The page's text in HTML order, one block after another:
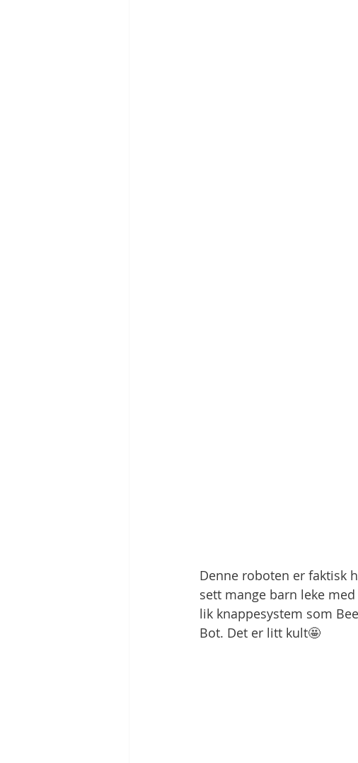
Denne roboten er faktisk
sett mange barn leke
lik knappesystem som
Bot. Det er litt kult🤩